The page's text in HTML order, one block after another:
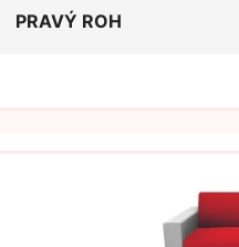
PRAVÝ ROH